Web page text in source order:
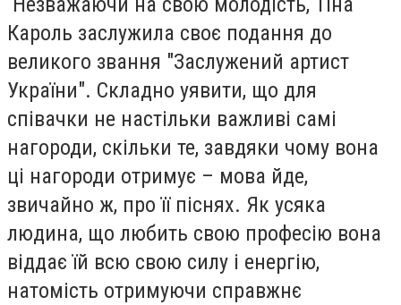
Кароль заслужила своє подання до
великого звання "Заслужений артист
України". Складно уявити, що для
співачки не настільки важливі самі
нагороди, скільки те, завдяки чому вона
ці нагороди отримує – мова йде,
звичайно ж, про її піснях. Як усяка
людина, що любить свою професію вона
віддає їй всю свою силу і енергію,
натомість отримуючи справжнє